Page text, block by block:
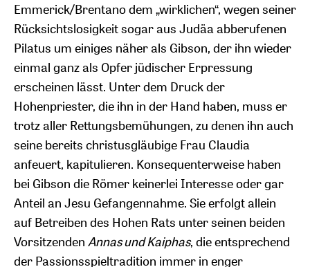
Emmerick/Brentano dem „wirklichen“, wegen seiner
Rücksichtslosigkeit sogar aus Judäa abberufenen
Pilatus um einiges näher als Gibson, der ihn wieder
einmal ganz als Opfer jüdischer Erpressung
erscheinen lässt. Unter dem Druck der
Hohenpriester, die ihn in der Hand haben, muss er
trotz aller Rettungsbemühungen, zu denen ihn auch
seine bereits christusgläubige Frau Claudia
anfeuert, kapitulieren. Konsequenterweise haben
bei Gibson die Römer keinerlei Interesse oder gar
Anteil an Jesu Gefangennahme. Sie erfolgt allein
auf Betreiben des Hohen Rats unter seinen beiden
Vorsitzenden Annas und Kaiphas, die entsprechend
der Passionsspieltradition immer in enger